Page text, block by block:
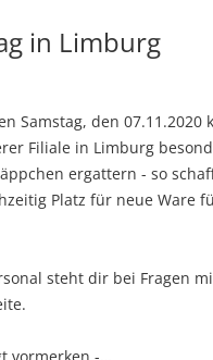
in Limburg
Samstag, den 07.11.2020
Filiale in Limburg
ergattern - so
Platz für neue Ware
steht dir bei Fragen